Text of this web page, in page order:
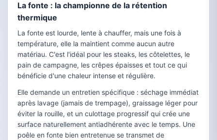
La fonte : la championne de la rétention
thermique
La fonte est lourde, lente à chauffer, mais une fois à
température, elle la maintient comme aucun autre
matériau. C'est l'idéal pour les steaks, les côtelettes, le
pain de campagne, les crêpes épaisses et tout ce qui
bénéficie d'une chaleur intense et régulière.
Elle demande un entretien spécifique : séchage immédiat
après lavage (jamais de trempage), graissage léger pour
éviter la rouille, et un culottage progressif qui crée une
surface naturellement antiadhérente avec le temps. Une
poêle en fonte bien entretenue se transmet de